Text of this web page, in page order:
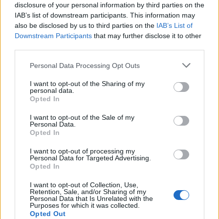
disclosure of your personal information by third parties on the
IAB’s list of downstream participants. This information may
also be disclosed by us to third parties on the IAB’s List of
Downstream Participants that may further disclose it to other
Personal Data Processing Opt Outs
I want to opt-out of the Sharing of my
personal data.
Opted In
I want to opt-out of the Sale of my
Personal Data.
Opted In
I want to opt-out of processing my
Personal Data for Targeted Advertising.
Opted In
I want to opt-out of Collection, Use,
Retention, Sale, and/or Sharing of my
Personal Data that Is Unrelated with the
Purposes for which it was collected.
Opted Out
18:22
ΟΦΗ: Έκλεισε τον Λορέντσο Ντίκμαν
ΕΛΓΕΚΑ: Προληπτική ανάκληση γνωστής μαρμελάδας
18:05
από τη γέννηση του Κώστα Μουντάκη
Νεκρή μεγαλόσωμη αρκούδα στην Καστοριά, πιθανόν
από πυροβολισμό
Το μαρτύριο της σταγόνας στην Φορτέτσα: Τρεις μέρες
χωρίς νερό!